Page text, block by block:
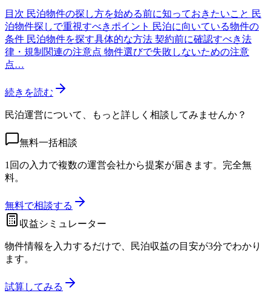
目次 民泊物件の探し方を始める前に知っておきたいこと 民
泊物件探しで重視すべきポイント 民泊に向いている物件の
条件 民泊物件を探す具体的な方法 契約前に確認すべき法
律・規制関連の注意点 物件選びで失敗しないための注意
点…
続きを読む
民泊運営について、もっと詳しく相談してみませんか？
無料一括相談
1回の入力で複数の運営会社から提案が届きます。完全無
料。
無料で相談する
収益シミュレーター
物件情報を入力するだけで、民泊収益の目安が3分でわかり
ます。
試算してみる